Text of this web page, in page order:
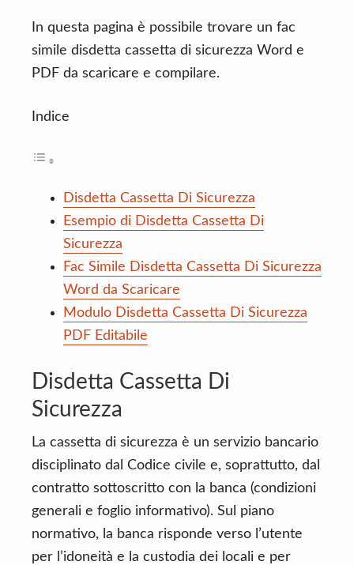
In questa pagina è possibile trovare un fac
simile disdetta cassetta di sicurezza Word e
PDF da scaricare e compilare.
Indice
Disdetta Cassetta Di Sicurezza
Esempio di Disdetta Cassetta Di
Sicurezza
Fac Simile Disdetta Cassetta Di Sicurezza
Word da Scaricare
Modulo Disdetta Cassetta Di Sicurezza
PDF Editabile
Disdetta Cassetta Di
Sicurezza
La cassetta di sicurezza è un servizio bancario
disciplinato dal Codice civile e, soprattutto, dal
contratto sottoscritto con la banca (condizioni
generali e foglio informativo). Sul piano
normativo, la banca risponde verso l’utente
per l’idoneità e la custodia dei locali e per